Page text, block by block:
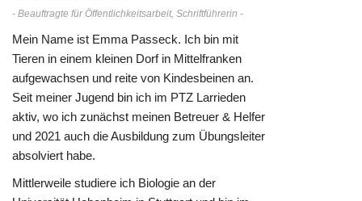
- Beauftragte für Öffentlichkeitsarbeit, Schriftführerin -
Mein Name ist Emma Passeck. Ich bin mit
Tieren in einem kleinen Dorf in Mittelfranken
aufgewachsen und reite von Kindesbeinen an.
Seit meiner Jugend bin ich im PTZ Larrieden
aktiv, wo ich zunächst meinen Betreuer & Helfer
und 2021 auch die Ausbildung zum Übungsleiter
absolviert habe.
Mittlerweile studiere ich Biologie an der